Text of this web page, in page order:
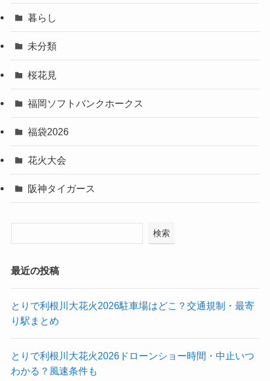
暮らし
未分類
桜花見
福岡ソフトバンクホークス
福袋2026
花火大会
阪神タイガース
検索
最近の投稿
とりで利根川大花火2026駐車場はどこ？交通規制・最寄
り駅まとめ
とりで利根川大花火2026ドローンショー時間・中止いつ
わかる？風速条件も